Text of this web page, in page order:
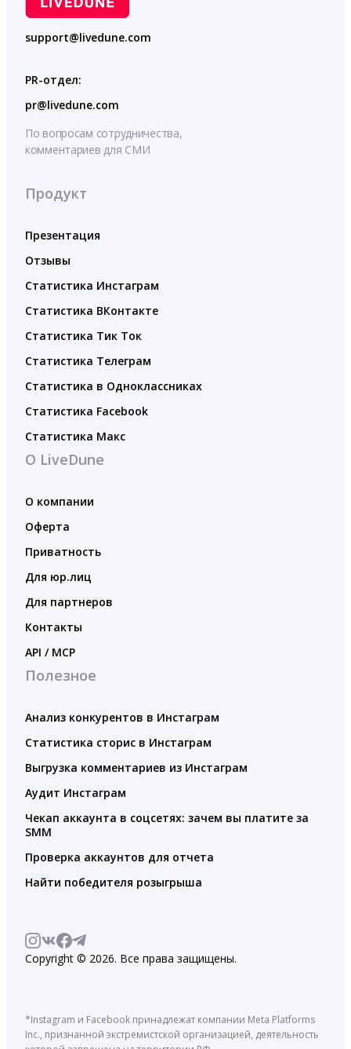
support@livedune.com
PR-отдел:
pr@livedune.com
По вопросам сотрудничества,
комментариев для СМИ
Продукт
Презентация
Отзывы
Статистика Инстаграм
Статистика ВКонтакте
Статистика Тик Ток
Статистика Телеграм
Статистика в Одноклассниках
Статистика Facebook
Статистика Макс
О LiveDune
О компании
Оферта
Приватность
Для юр.лиц
Для партнеров
Контакты
API / MCP
Полезное
Анализ конкурентов в Инстаграм
Статистика сторис в Инстаграм
Выгрузка комментариев из Инстаграм
Аудит Инстаграм
Чекап аккаунта в соцсетях: зачем вы платите за
SMM
Проверка аккаунтов для отчета
Найти победителя розыгрыша
Copyright © 2026. Все права защищены.
*Instagram и Facebook принадлежат компании Meta Platforms
Inc., признанной экстремистской организацией, деятельность